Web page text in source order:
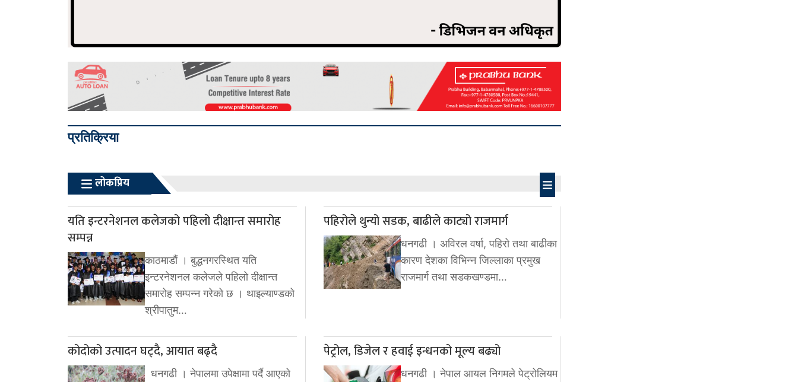
प्रतिक्रिया
लोकप्रिय
यति इन्टरनेशनल कलेजको पहिलो दीक्षान्त समारोह
सम्पन्न
काठमाडौं । बुद्धनगरस्थित यति
इन्टरनेशनल कलेजले पहिलो दीक्षान्त
समारोह सम्पन्न गरेको छ । थाइल्याण्डको
श्रीपातुम…
पहिरोले थुन्यो सडक, बाढीले काट्यो राजमार्ग
धनगढी । अविरल वर्षा, पहिरो तथा बाढीका
कारण देशका विभिन्न जिल्लाका प्रमुख
राजमार्ग तथा सडकखण्डमा…
कोदोको उत्पादन घट्दै, आयात बढ्दै
धनगढी । नेपालमा उपेक्षामा पर्दै आएको
पेट्रोल, डिजेल र हवाई इन्धनको मूल्य बढ्यो
धनगढी । नेपाल आयल निगमले पेट्रोलियम